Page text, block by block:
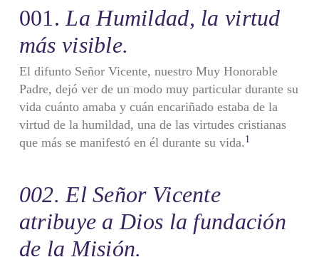
001. La Humildad, la virtud
más visible.
El difunto Señor Vicente, nuestro Muy Honorable
Padre, dejó ver de un modo muy particular durante su
vida cuánto amaba y cuán encariñado estaba de la
virtud de la humildad, una de las virtudes cristianas
que más se manifestó en él durante su vida. 1
002. El Señor Vicente
atribuye a Dios la fundación
de la Misión.